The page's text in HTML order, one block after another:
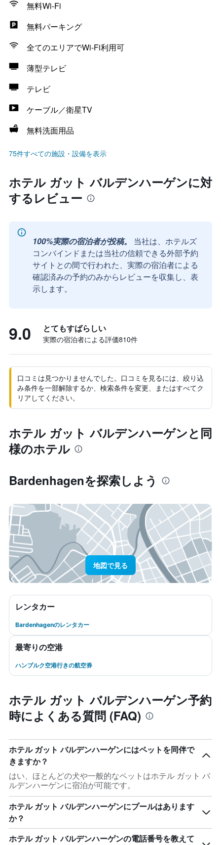
無料Wi-Fi
無料パーキング
全てのエリアでWi-Fi利用可
薄型テレビ
テレビ
ケーブル／衛星TV
無料洗面用品
75件すべての施設・設備を表示
ホテル ガット バルデンハーゲンに対
するレビュー
100%実際の宿泊者が投稿。
当社は、ホテルズ
コンバインドまたは当社の信頼できる外部予約
サイトとの間で行われた、実際の宿泊者による
確認済みの予約のみからレビューを収集し、表
示します。
9.0 とてもすばらしい
実際の宿泊者による評価810​件
口コミは見つかりませんでした。口コミを見るには、絞り込
み条件を一部解除するか、検索条件を変更、またはすべてク
リアしてください。
ホテル ガット バルデンハーゲンと同
様のホテル
Bardenhagen​を探索しよう
地図で見る
レンタカー
Bardenhagenのレンタカー
最寄りの空港
ハンブルク空港行きの航空券
ホテル ガット バルデンハーゲン予約
時によくある質問 (FAQ)
ホテル ガット バルデンハーゲンにはペットを同伴で
きますか？
はい、ほとんどの犬や一般的なペットはホテル ガット バ
ルデンハーゲンに宿泊が可能です。
ホテル ガット バルデンハーゲンにプールはあります
か？
ホテル ガット バルデンハーゲンの電話番号を教えて